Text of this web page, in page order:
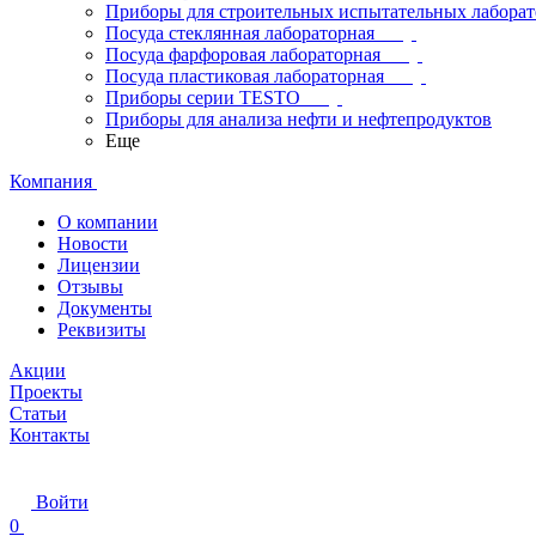
Приборы для строительных испытательных
Посуда стеклянная лабораторная
Посуда фарфоровая лабораторная
Посуда пластиковая лабораторная
Приборы серии TESTO
Приборы для анализа нефти и нефтепродуктов
Еще
Компания
О компании
Новости
Лицензии
Отзывы
Документы
Реквизиты
Акции
Проекты
Статьи
Контакты
Войти
0